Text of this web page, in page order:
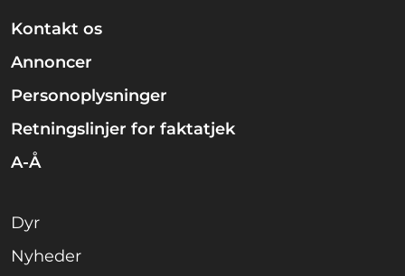
Kontakt os
Annoncer
Personoplysninger
Retningslinjer for faktatjek
A-Å
Dyr
Nyheder